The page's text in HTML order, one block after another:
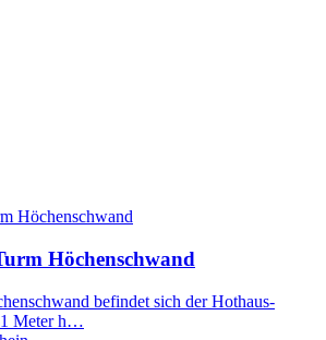
Höchenschwand
befindet sich der Hothaus-
Meter h…